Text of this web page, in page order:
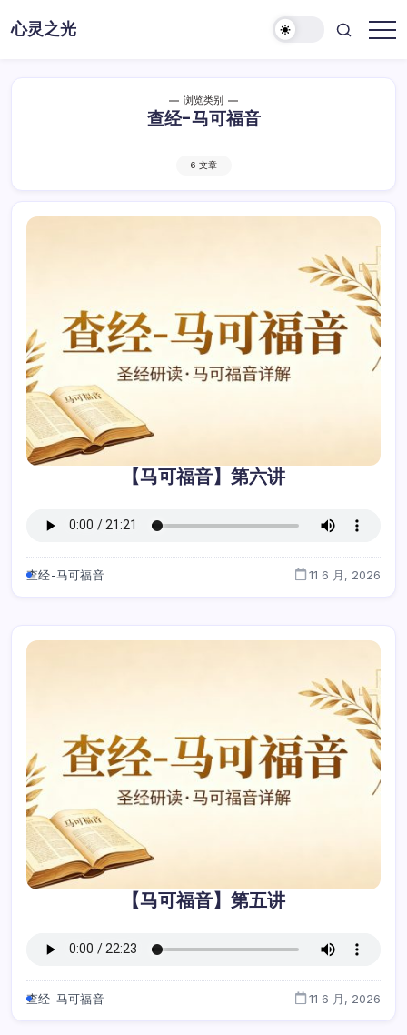
至心灵之光
浏览类别
查经-马可福音
6 文章
【马可福音】第六讲
查经-马可福音 11 6 月, 2026
【马可福音】第五讲
查经-马可福音 11 6 月, 2026